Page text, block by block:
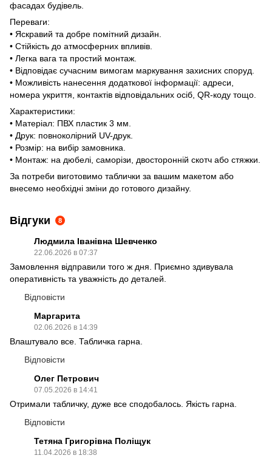
фасадах будівель.
Переваги:
• Яскравий та добре помітний дизайн.
• Стійкість до атмосферних впливів.
• Легка вага та простий монтаж.
• Відповідає сучасним вимогам маркування захисних споруд.
• Можливість нанесення додаткової інформації: адреси,
номера укриття, контактів відповідальних осіб, QR-коду тощо.
Характеристики:
• Матеріал: ПВХ пластик 3 мм.
• Друк: повноколірний UV-друк.
• Розмір: на вибір замовника.
• Монтаж: на дюбелі, саморізи, двосторонній скотч або стяжки.
За потреби виготовимо таблички за вашим макетом або
внесемо необхідні зміни до готового дизайну.
Відгуки 8
Людмила Іванівна Шевченко
22.06.2026 в 07:37
Замовлення відправили того ж дня. Приємно здивувала
оперативність та уважність до деталей.
Відповісти
Маргарита
02.06.2026 в 14:39
Влаштувало все. Табличка гарна.
Відповісти
Олег Петрович
07.05.2026 в 14:41
Отримали табличку, дуже все сподобалось. Якість гарна.
Відповісти
Тетяна Григорівна Поліщук
11.04.2026 в 18:38